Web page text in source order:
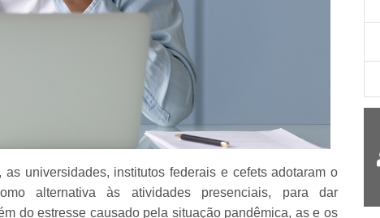
universidades, institutos federais e cefets adotaram o
alternativa às atividades presenciais, para dar
do estresse causado pela situação pandêmica, as e os